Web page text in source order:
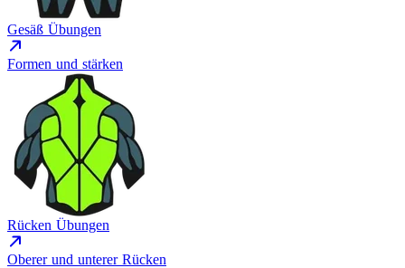
Gesäß Übungen
Formen und stärken
Rücken Übungen
Oberer und unterer Rücken